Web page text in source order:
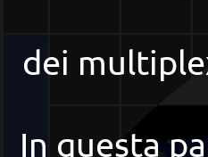
dei
In questa